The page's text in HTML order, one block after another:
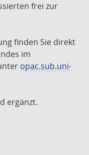
frei zur
finden Sie direkt
im
opac.sub.uni-
ergänzt.